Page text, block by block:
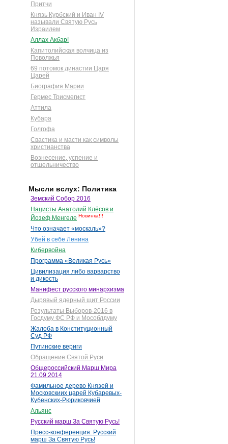
Притчи
Князь Курбский и Иван IV
называли Святую Русь
Израилем
Аллах Акбар!
Капитолийская волчица из
Поволжья
69 потомок династии Царя
Царей
Биография Марии
Гермес Трисмегист
Аттила
Кубара
Голгофа
Свастика и масти как символы
христианства
Вознесение, успение и
отшельничество
Мысли вслух: Политика
Земский Собор 2016
Нацисты Анатолий Клёсов и
Йозеф Менгеле Новинка!!!
Что означает «москаль»?
Убей в себе Ленина
Кибервойна
Программа «Великая Русь»
Цивилизация либо варварство
и дикость
Манифест русского минархизма
Дырявый ядерный щит России
Результаты Выборов-2016 в
Госдуму ФС РФ и Мособлдуму
Жалоба в Конституционный
Суд РФ
Путинские вериги
Обращение Святой Руси
Общероссийский Марш Мира
21.09.2014
Фамильное дерево Князей и
Московскиих царей Кубаревых-
Кубенских-Рюриковчией
Альянс
Русский марш За Святую Русь!
Пресс-конференция: Русский
марш За Святую Русь!